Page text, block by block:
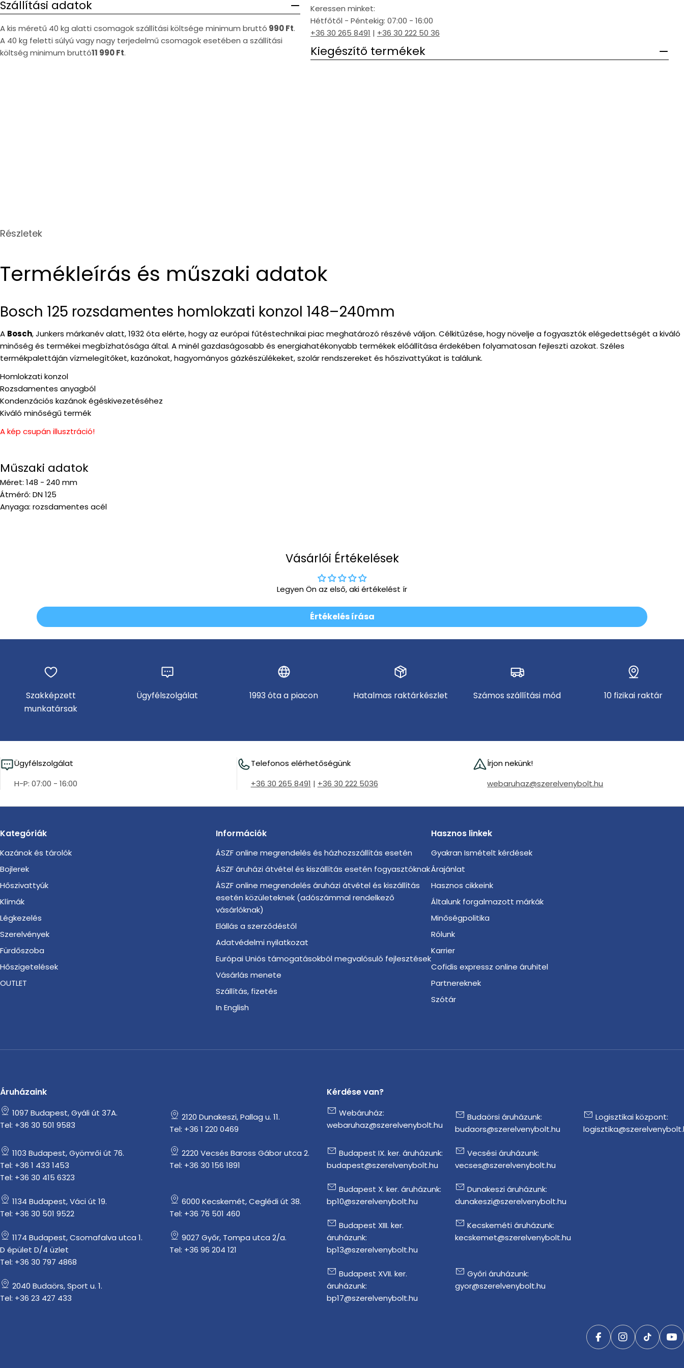
Szállítási adatok
A kis méretű 40 kg alatti csomagok szállítási költsége minimum bruttó 990 Ft.
A 40 kg feletti súlyú vagy nagy terjedelmű csomagok esetében a szállítási
költség minimum bruttó11 990 Ft.
Keressen minket:
Hétfőtől - Péntekig: 07:00 - 16:00
+36 30 265 8491 | +36 30 222 50 36
Kiegészítő termékek
Részletek
Termékleírás és műszaki adatok
Bosch 125 rozsdamentes homlokzati konzol 148–240mm
A Bosch, Junkers márkanév alatt, 1932 óta elérte, hogy az európai fűtéstechnikai piac meghatározó részévé váljon. Célkitűzése, hogy növelje a fogyasztók elégedettségét a kiváló
minőség és termékei megbízhatósága által. A minél gazdaságosabb és energiahatékonyabb termékek előállítása érdekében folyamatosan fejleszti azokat. Széles
termékpalettáján vízmelegítőket, kazánokat, hagyományos gázkészülékeket, szolár rendszereket és hőszivattyúkat is találunk.
Homlokzati konzol
Rozsdamentes anyagból
Kondenzációs kazánok égéskivezetéséhez
Kiváló minőségű termék
A kép csupán illusztráció!
Műszaki adatok
Méret: 148 - 240 mm
Átmérő: DN 125
Anyaga: rozsdamentes acél
Vásárlói Értékelések
Legyen Ön az első, aki értékelést ír
Értékelés írása
Szakképzett
munkatársak
Ügyfélszolgálat 1993 óta a piacon Hatalmas raktárkészlet Számos szállítási mód 10 fizikai raktár
Ügyfélszolgálat
H-P: 07:00 - 16:00
Telefonos elérhetőségünk
+36 30 265 8491 | +36 30 222 5036
Írjon nekünk!
webaruhaz@szerelvenybolt.hu
Kategóriák
Kazánok és tárolók
Bojlerek
Hőszivattyúk
Klímák
Légkezelés
Szerelvények
Fürdőszoba
Hőszigetelések
OUTLET
Információk
ÁSZF online megrendelés és házhozszállítás esetén
ÁSZF áruházi átvétel és kiszállítás esetén fogyasztóknak
ÁSZF online megrendelés áruházi átvétel és kiszállítás
esetén közületeknek (adószámmal rendelkező
vásárlóknak)
Elállás a szerződéstől
Adatvédelmi nyilatkozat
Európai Uniós támogatásokból megvalósuló fejlesztések
Vásárlás menete
Szállítás, fizetés
In English
Hasznos linkek
Gyakran Ismételt kérdések
Árajánlat
Hasznos cikkeink
Általunk forgalmazott márkák
Minőségpolitika
Rólunk
Karrier
Cofidis expressz online áruhitel
Partnereknek
Szótár
Áruházaink
1097 Budapest, Gyáli út 37A.
Tel: +36 30 501 9583
1103 Budapest, Gyömrői út 76.
Tel: +36 1 433 1453
Tel: +36 30 415 6323
1134 Budapest, Váci út 19.
Tel: +36 30 501 9522
1174 Budapest, Csomafalva utca 1.
D épület D/4 üzlet
Tel: +36 30 797 4868
2040 Budaörs, Sport u. 1.
Tel: +36 23 427 433
2120 Dunakeszi, Pallag u. 11.
Tel: +36 1 220 0469
2220 Vecsés Baross Gábor utca 2.
Tel: +36 30 156 1891
6000 Kecskemét, Ceglédi út 38.
Tel: +36 76 501 460
9027 Győr, Tompa utca 2/a.
Tel: +36 96 204 121
Kérdése van?
Webáruház:
webaruhaz@szerelvenybolt.hu
Budapest IX. ker. áruházunk:
budapest@szerelvenybolt.hu
Budapest X. ker. áruházunk:
bp10@szerelvenybolt.hu
Budapest XIII. ker.
áruházunk:
bp13@szerelvenybolt.hu
Budapest XVII. ker.
áruházunk:
bp17@szerelvenybolt.hu
Budaörsi áruházunk:
budaors@szerelvenybolt.hu
Vecsési áruházunk:
vecses@szerelvenybolt.hu
Dunakeszi áruházunk:
dunakeszi@szerelvenybolt.hu
Kecskeméti áruházunk:
kecskemet@szerelvenybolt.hu
Győri áruházunk:
gyor@szerelvenybolt.hu
Logisztikai központ:
FacebookInstagram
TikTok